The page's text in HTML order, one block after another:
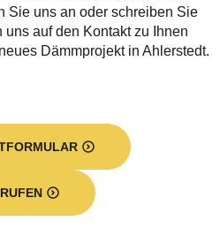
Sie uns an oder schreiben Sie
auf den Kontakt zu Ihnen
Dämmprojekt in Ahlerstedt.